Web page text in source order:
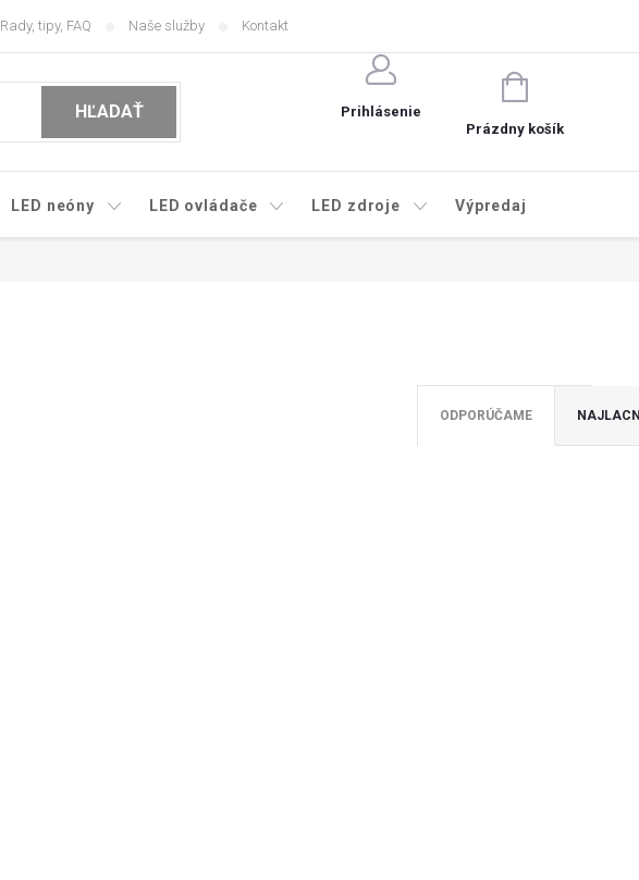
Rady, tipy, FAQ Naše služby Kontakt
HĽADAŤ Prihlásenie
NÁKUPNÝ
KOŠÍK
Prázdny košík
LED neóny LED ovládače LED zdroje Výpredaj
ODPORÚČAME